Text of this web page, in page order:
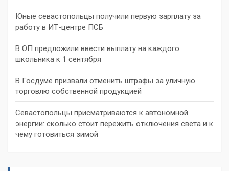
Юные севастопольцы получили первую зарплату за
работу в ИТ-центре ПСБ
В ОП предложили ввести выплату на каждого
школьника к 1 сентября
В Госдуме призвали отменить штрафы за уличную
торговлю собственной продукцией
Севастопольцы присматриваются к автономной
энергии: сколько стоит пережить отключения света и к
чему готовиться зимой